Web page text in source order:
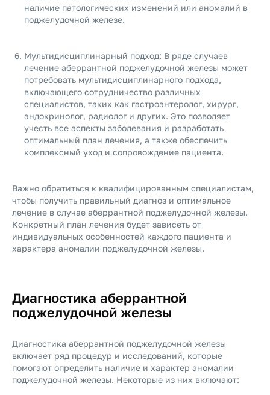
наличие патологических изменений или аномалий в
поджелудочной железе.
Мультидисциплинарный подход: В ряде случаев
лечение аберрантной поджелудочной железы может
потребовать мультидисциплинарного подхода,
включающего сотрудничество различных
специалистов, таких как гастроэнтеролог, хирург,
эндокринолог, радиолог и других. Это позволяет
учесть все аспекты заболевания и разработать
оптимальный план лечения, а также обеспечить
комплексный уход и сопровождение пациента.
Важно обратиться к квалифицированным специалистам,
чтобы получить правильный диагноз и оптимальное
лечение в случае аберрантной поджелудочной железы.
Конкретный план лечения будет зависеть от
индивидуальных особенностей каждого пациента и
характера аномалии поджелудочной железы.
Диагностика аберрантной
поджелудочной железы
Диагностика аберрантной поджелудочной железы
включает ряд процедур и исследований, которые
помогают определить наличие и характер аномалии
поджелудочной железы. Некоторые из них включают: